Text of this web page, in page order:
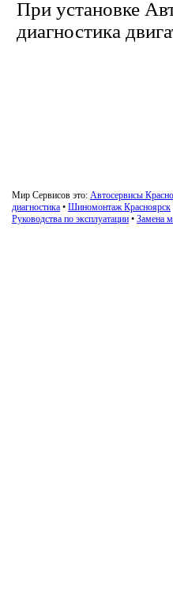
При установке
диагностика
Мир Сервисов это: Автосервисы
диагностика • Шиномонтаж Красноярск
Руководства по эксплуатации • Замена